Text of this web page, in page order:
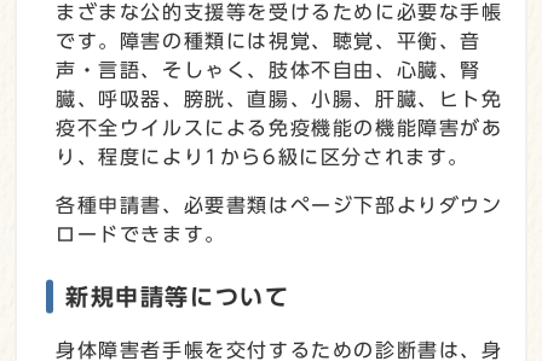
まざまな公的支援等を受けるために必要な手帳
です。障害の種類には視覚、聴覚、平衡、音
声・言語、そしゃく、肢体不自由、心臓、腎
臓、呼吸器、膀胱、直腸、小腸、肝臓、ヒト免
疫不全ウイルスによる免疫機能の機能障害があ
り、程度により1から6級に区分されます。
各種申請書、必要書類はページ下部よりダウン
ロードできます。
新規申請等について
身体障害者手帳を交付するための診断書は、身